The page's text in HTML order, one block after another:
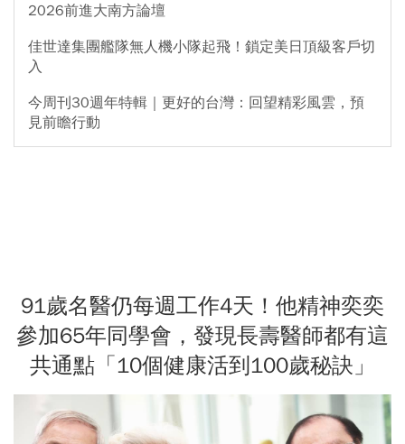
2026前進大南方論壇
佳世達集團艦隊無人機小隊起飛！鎖定美日頂級客戶切
入
今周刊30週年特輯｜更好的台灣：回望精彩風雲，預
見前瞻行動
91歲名醫仍每週工作4天！他精神奕奕
參加65年同學會，發現長壽醫師都有這
共通點「10個健康活到100歲秘訣」